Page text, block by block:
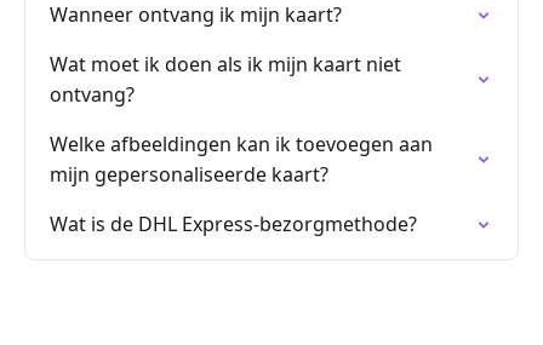
Wanneer ontvang ik mijn kaart?
Wat moet ik doen als ik mijn kaart niet
ontvang?
Welke afbeeldingen kan ik toevoegen aan
mijn gepersonaliseerde kaart?
Wat is de DHL Express-bezorgmethode?